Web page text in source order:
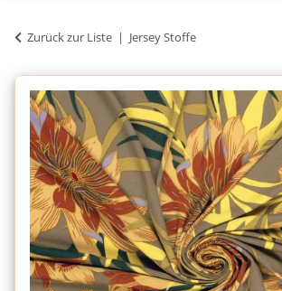
Zurück zur Liste Jersey Stoffe